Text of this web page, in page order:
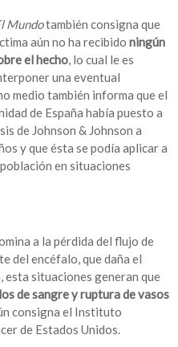
Mundotambién consigna que
aún no ha recibidoningún
el hecho , lo cual le es
una eventual
medio también informa que el
de España había puesto a
de Johnson & Johnson a
y que ésta se podía aplicar a
en situaciones
a la pérdida del flujo de
del encéfalo, que daña el
esta situaciones generan que
de sangre y ruptura de vasos
consigna el Instituto
de Estados Unidos.